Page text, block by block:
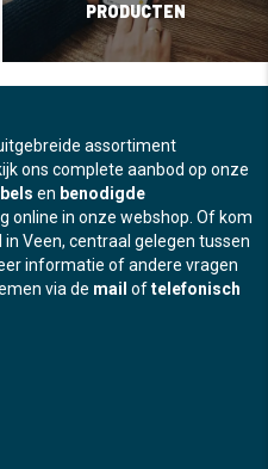
PRODUCTEN
assortiment
ons complete aanbod op onze
en benodigde
online in onze webshop. Of kom
Veen, centraal gelegen tussen
informatie of andere vragen
via de mail oftelefonisch